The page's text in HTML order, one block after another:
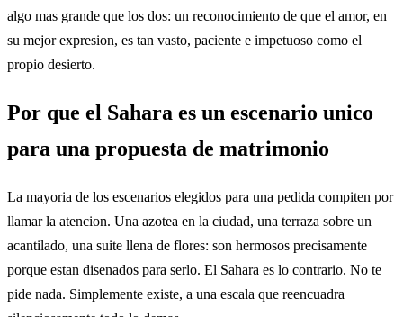
algo mas grande que los dos: un reconocimiento de que el amor, en
su mejor expresion, es tan vasto, paciente e impetuoso como el
propio desierto.
Por que el Sahara es un escenario unico
para una propuesta de matrimonio
La mayoria de los escenarios elegidos para una pedida compiten por
llamar la atencion. Una azotea en la ciudad, una terraza sobre un
acantilado, una suite llena de flores: son hermosos precisamente
porque estan disenados para serlo. El Sahara es lo contrario. No te
pide nada. Simplemente existe, a una escala que reencuadra